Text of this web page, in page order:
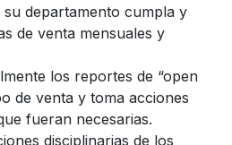
su departamento cumpla y
de venta mensuales y
los reportes de “open
de venta y toma acciones
fueran necesarias.
disciplinarias de los